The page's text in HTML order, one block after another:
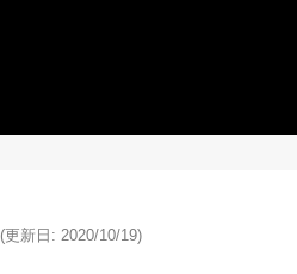
(更新日: 2020/10/19)